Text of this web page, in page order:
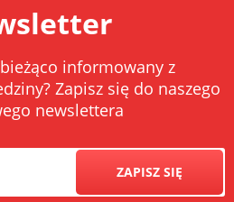
informowany z
Zapisz się do naszego
newslettera
ZAPISZ SIĘ